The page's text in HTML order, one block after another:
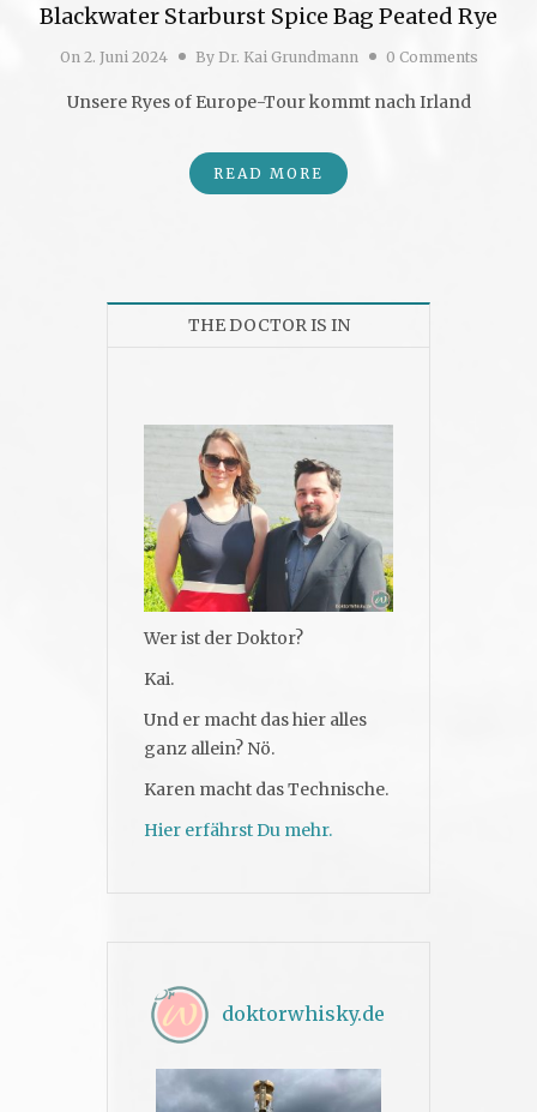
Blackwater Starburst Spice Bag Peated Rye
On 2. Juni 2024 By Dr. Kai Grundmann 0 Comments
Unsere Ryes of Europe-Tour kommt nach Irland
READ MORE
THE DOCTOR IS IN
Wer ist der Doktor?
Kai.
Und er macht das hier alles
ganz allein? Nö.
Karen macht das Technische.
Hier erfährst Du mehr.
doktorwhisky.de